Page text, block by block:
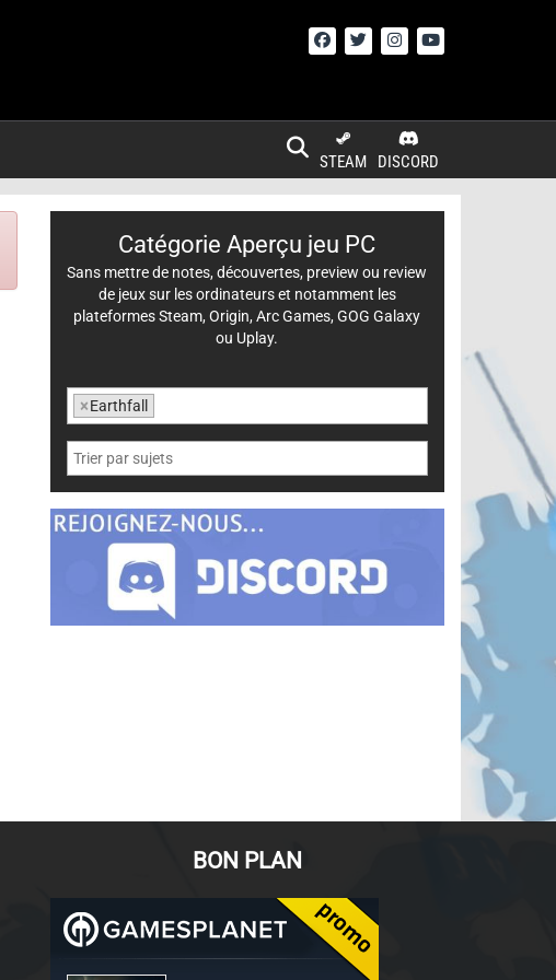
DISCORD
STEAM
Catégorie Aperçu jeu PC
Sans mettre de notes, découvertes, preview ou review
de jeux sur les ordinateurs et notamment les
plateformes Steam, Origin, Arc Games, GOG Galaxy
ou Uplay.
×Earthfall
BON PLAN